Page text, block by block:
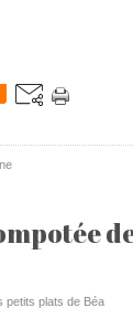
petits plats de Béa